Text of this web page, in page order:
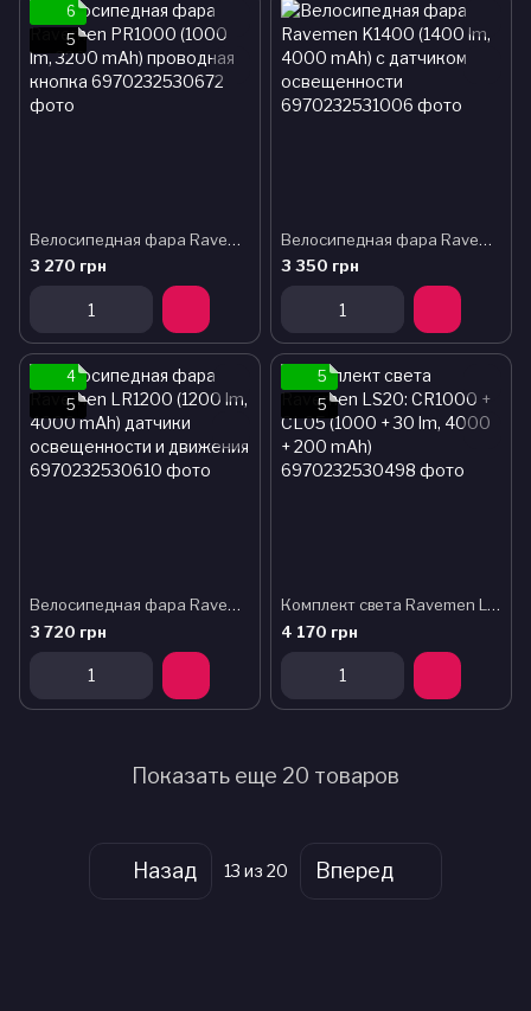
6
5
Велосипедная фара Ravemen PR1000 (1000 lm, 3200 mAh) проводная кнопка
3 270 грн
Велосипедная фара Ravemen K1400 (1400 lm, 4000 mAh) с датчиком освещенности
3 350 грн
4
5
Велосипедная фара Ravemen LR1200 (1200 lm, 4000 mAh) датчики освещенности и движения
3 720 грн
5
5
Комплект света Ravemen LS20: CR1000 + CL05 (1000 + 30 lm, 4000 + 200 mAh)
4 170 грн
Показать еще 20 товаров
Назад 13 из 20 Вперед